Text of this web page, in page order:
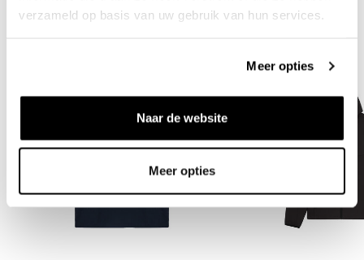
verzameld op basis van uw gebruik van hun services.
Meer opties
Naar de website
Meer opties
Verwandte Produkte